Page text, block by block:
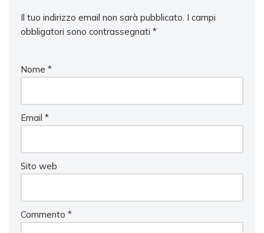
Il tuo indirizzo email non sarà pubblicato. I campi
obbligatori sono contrassegnati *
Nome *
Email *
Sito web
Commento *